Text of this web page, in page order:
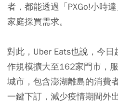
者，都能透過「PXGo!小時
家庭採買需求。
對此，Uber Eats也說，今日
作規模擴大至162家門市，
城市，包含澎湖離島的消費
一鍵下訂，減少疫情期間外